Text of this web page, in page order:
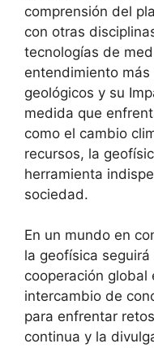
comprensión del
con otras
tecnologías de
entendimiento
geológicos y su
medida que
como el cambio
recursos, la
herramienta
sociedad.
En un mundo en
la geofísica
cooperación global
intercambio de
para enfrentar
continua y la